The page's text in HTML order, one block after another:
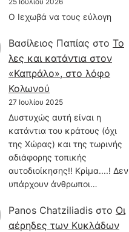
Ο Ιεχωβά να τους εύλογη
Βασίλειος Παπίας στο Το
λες και κατάντια στον
«Καπράλο», στο λόφο
Κολωνού
27 Ιουλίου 2025
Δυστυχώς αυτή είναι η
κατάντια του κράτους (όχι
της Χώρας) και της τωρινής
αδιάφορης τοπικής
αυτοδιοίκησης!! Κρίμα....! Δεν
υπάρχουν άνθρωποι…
Panos Chatziliadis στο Οι
αέρηδες των Κυκλάδων